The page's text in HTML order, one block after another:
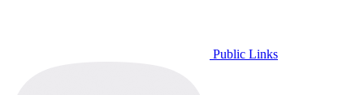
Public Links